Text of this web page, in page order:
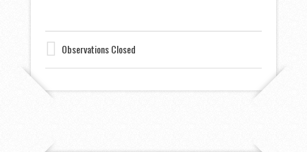
Observations Closed